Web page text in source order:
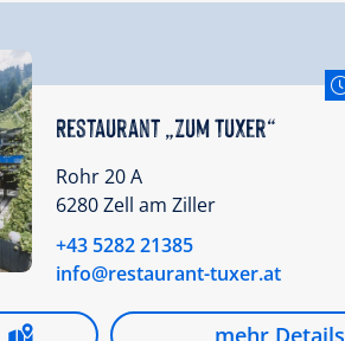
Restaurant „Zum Tuxer“
Rohr 20 A
6280 Zell am Ziller
+43 5282 21385
info@restaurant-tuxer.at
mehr Details